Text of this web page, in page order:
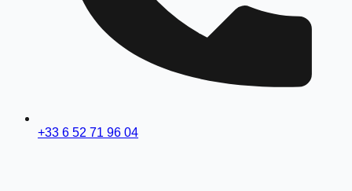
+33 6 52 71 96 04